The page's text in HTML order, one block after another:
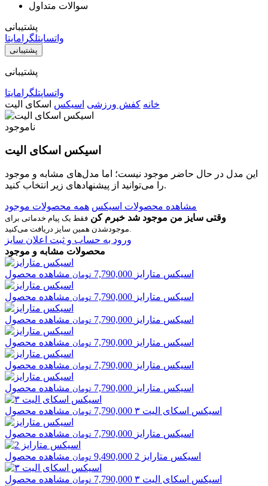
سوالات متداول
پشتیبانی
واتساپتلگرامایتا
پشتیبانی
پشتیبانی
واتساپتلگرامایتا
خانه کفش ورزشی اسیکس اسکای الیت
ناموجود
اسیکس اسکای الیت
این مدل در حال حاضر موجود نیست؛ اما مدل‌های مشابه و موجود
را می‌توانید از پیشنهادهای زیر انتخاب کنید.
مشاهده محصولات اسیکس همه محصولات موجود
وقتی سایز من موجود شد خبرم کن فقط یک پیام خدماتی برای
موجودشدن همین سایز دریافت می‌کنید.
ورود به حساب و ثبت اعلان سایز
محصولات مشابه و موجود
اسیکس متارایز 7,790,000 تومان مشاهده محصول
اسیکس متارایز 7,790,000 تومان مشاهده محصول
اسیکس متارایز 7,790,000 تومان مشاهده محصول
اسیکس متارایز 7,790,000 تومان مشاهده محصول
اسیکس متارایز 7,790,000 تومان مشاهده محصول
اسیکس متارایز 7,790,000 تومان مشاهده محصول
اسیکس اسکای الیت ۳ 7,790,000 تومان مشاهده محصول
اسیکس متارایز 7,790,000 تومان مشاهده محصول
اسیکس متارایز 2 9,490,000 تومان مشاهده محصول
اسیکس اسکای الیت ۳ 7,790,000 تومان مشاهده محصول